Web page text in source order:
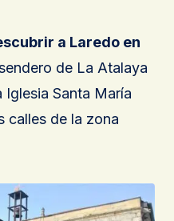
a Laredo en
de La Atalaya
Santa María
calles de la zona